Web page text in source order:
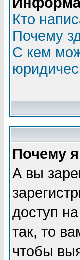
Кто
Почему
С кем
Почему
А вы
доступ
так, то
чтобы